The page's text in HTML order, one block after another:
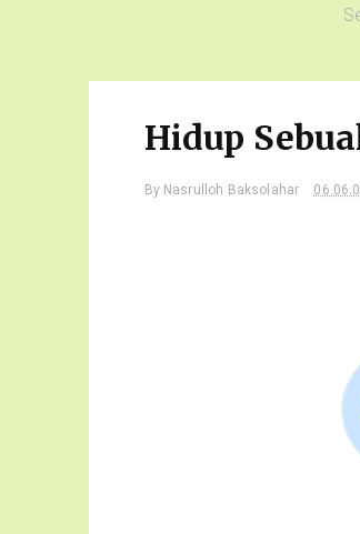
Hidup
By Nasrulloh Baksolahar